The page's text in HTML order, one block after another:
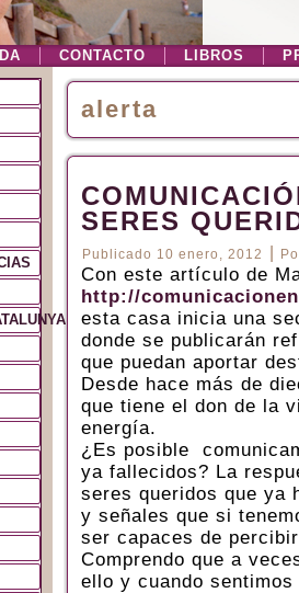
CONTACTO LIBROS
Y ESPAÑA
alerta
SERES
Publicado 10 enero, 2012
Con este artículo de
http://
esta casa inicia una
donde se publicarán
que puedan aportar
Desde hace más de
que tiene el don de la
energía.
¿Es posible
ya fallecidos? La
seres queridos que ya
y señales que si
ser capaces de
Comprendo que a
ello y cuando